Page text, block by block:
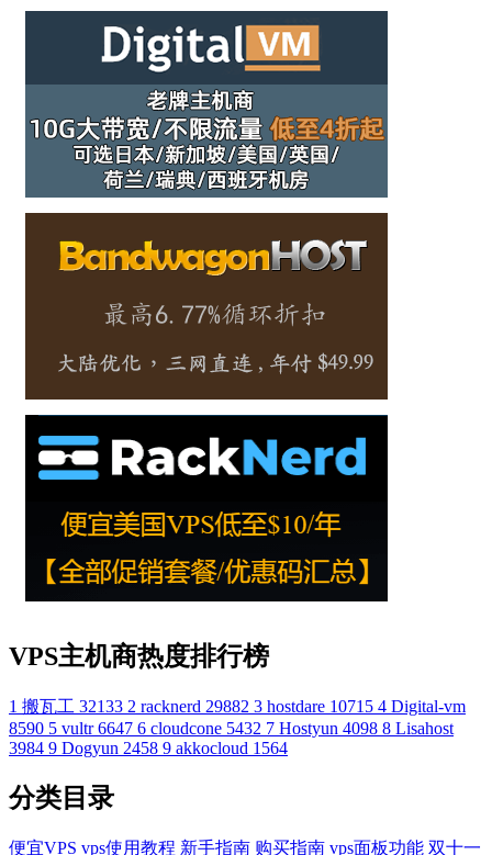
VPS主机商热度排行榜
1 搬瓦工 32133 2 racknerd 29882 3 hostdare 10715 4 Digital-vm
8590 5 vultr 6647 6 cloudcone 5432 7 Hostyun 4098 8 Lisahost
3984 9 Dogyun 2458 9 akkocloud 1564
分类目录
便宜VPS vps使用教程 新手指南 购买指南 vps面板功能 双十一